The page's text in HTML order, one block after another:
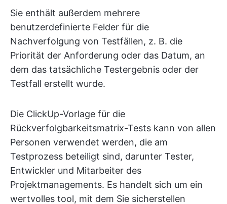
Sie enthält außerdem mehrere
benutzerdefinierte Felder für die
Nachverfolgung von Testfällen, z. B. die
Priorität der Anforderung oder das Datum, an
dem das tatsächliche Testergebnis oder der
Testfall erstellt wurde.
Die ClickUp-Vorlage für die
Rückverfolgbarkeitsmatrix-Tests kann von allen
Personen verwendet werden, die am
Testprozess beteiligt sind, darunter Tester,
Entwickler und Mitarbeiter des
Projektmanagements. Es handelt sich um ein
wertvolles tool, mit dem Sie sicherstellen